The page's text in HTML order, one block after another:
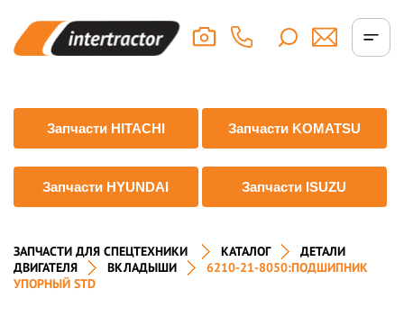
Запчасти HITACHI Запчасти KOMATSU
Запчасти HYUNDAI Запчасти ISUZU
ЗАПЧАСТИ ДЛЯ СПЕЦТЕХНИКИ КАТАЛОГ
ДЕТАЛИ
ДВИГАТЕЛЯ
ВКЛАДЫШИ
6210-21-8050:ПОДШИПНИК
УПОРНЫЙ STD